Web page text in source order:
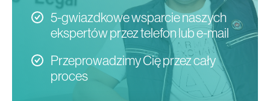
5-gwiazdkowe wsparcie naszych
ekspertów przez telefon lub e-mail
Przeprowadzimy Cię przez cały
proces